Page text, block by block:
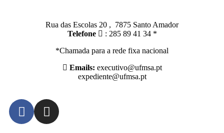
Rua das Escolas 20 , 7875 Santo Amador
Telefone
: 285 89 41 34 *
*Chamada para a rede fixa nacional
Emails: executivo@ufmsa.pt
expediente@ufmsa.pt